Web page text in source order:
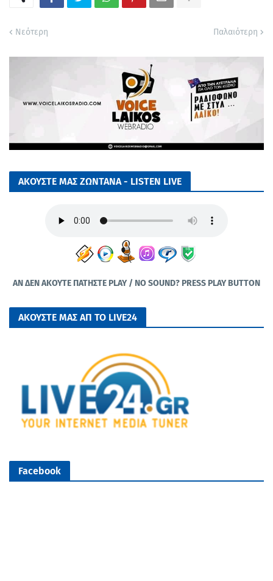
Νεότερη Παλαιότερη
ΑΚΟΥΣΤΕ ΜΑΣ ΖΩΝΤΑΝΑ - LISTEN LIVE
ΑΝ ΔΕΝ ΑΚΟΥΤΕ ΠΑΤΗΣΤΕ PLAY / NO SOUND? PRESS PLAY BUTTON
ΑΚΟΥΣΤΕ ΜΑΣ ΑΠ ΤΟ LIVE24
Facebook